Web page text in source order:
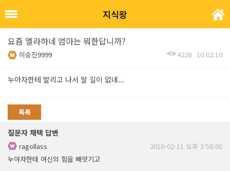
지식왕
요즘 엘라하네 엄마는 뭐한답니까?
이승진9999 4228 10.02.10
누아자한테 발리고 나서 알 길이 없네...
목록
질문자 채택 답변
ragollass
2010-02-11 오후 3:56:00
누아자한테 여신의 힘을 빼앗기고